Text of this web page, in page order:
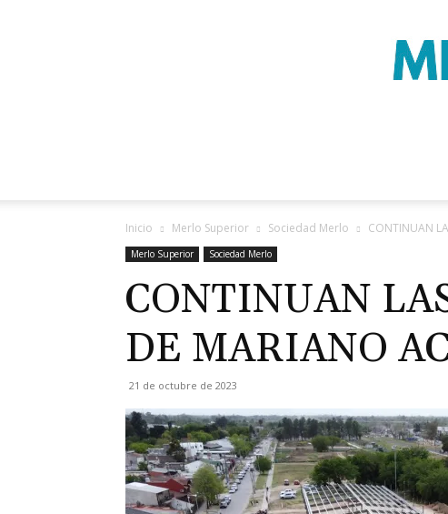
Inicio Merlo Superior Sociedad Merlo CONTINUAN
Merlo Superior Sociedad Merlo
CONTINUAN
DE MARIANO
21 de octubre de 2023